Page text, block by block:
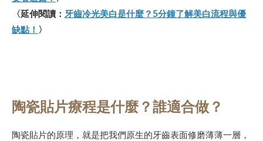
〈延伸閱讀： 牙齒冷光美白是什麼？5分鐘了解美白流程與優
缺點！ 〉
陶瓷貼片療程是什麼？誰適合做？
陶瓷貼片的原理，就是把我們原生的牙齒表面修磨薄薄一層，